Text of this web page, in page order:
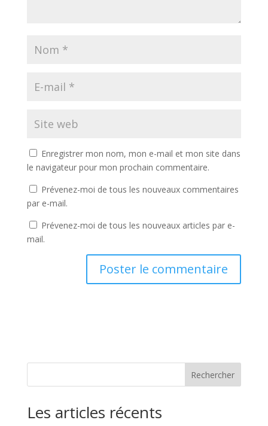
Enregistrer mon nom, mon e-mail et mon site dans
le navigateur pour mon prochain commentaire.
Prévenez-moi de tous les nouveaux commentaires
par e-mail.
Prévenez-moi de tous les nouveaux articles par e-
mail.
Rechercher
Les articles récents